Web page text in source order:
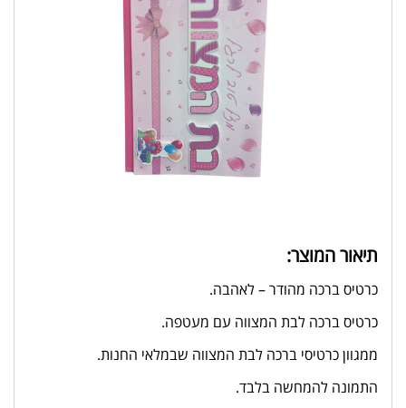
תיאור המוצר:
כרטיס ברכה מהודר – לאהבה.
כרטיס ברכה לבת המצווה עם מעטפה.
ממגוון כרטיסי ברכה לבת המצווה שבמלאי החנות.
התמונה להמחשה בלבד.